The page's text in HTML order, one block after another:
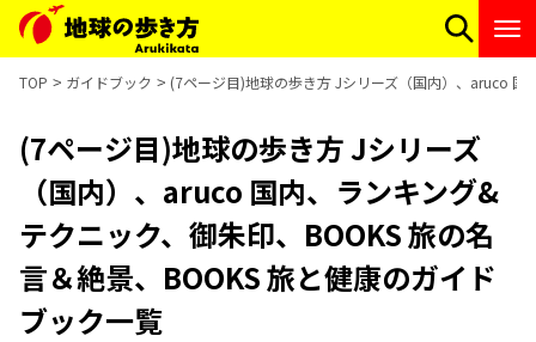
TOP ガイドブック (7ページ目)地球の歩き方 Jシリーズ（国内）、aruco 国
(7ページ目)地球の歩き方 Jシリーズ
（国内）、aruco 国内、ランキング&
テクニック、御朱印、BOOKS 旅の名
言＆絶景、BOOKS 旅と健康のガイド
ブック一覧